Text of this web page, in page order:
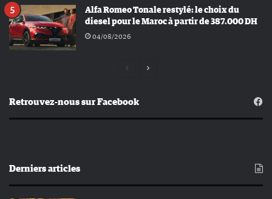
Alfa Romeo Tonale restylé: le choix du
diesel pour le Maroc à partir de 387.000 DH
04/08/2026
Page
Page
Retrouvez-nous sur Facebook
Derniers articles